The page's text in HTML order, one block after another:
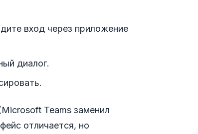
вход через приложение
диалог.
Teams заменил
отличается, но